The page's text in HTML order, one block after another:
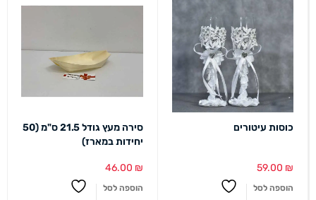
כוסות עיטורים
59.00 ₪
הוספה לסל
סירה מעץ גודל 21.5 ס"מ (50
יחידות במארז)
46.00 ₪
הוספה לסל